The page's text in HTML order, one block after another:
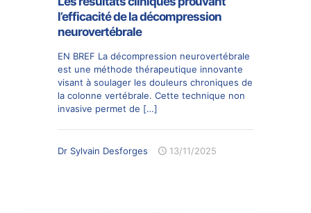
l’efficacité de la décompression
neurovertébrale
EN BREF La décompression neurovertébrale
est une méthode thérapeutique innovante
visant à soulager les douleurs chroniques de
la colonne vertébrale. Cette technique non
invasive permet de […]
Dr Sylvain Desforges 13/11/2025